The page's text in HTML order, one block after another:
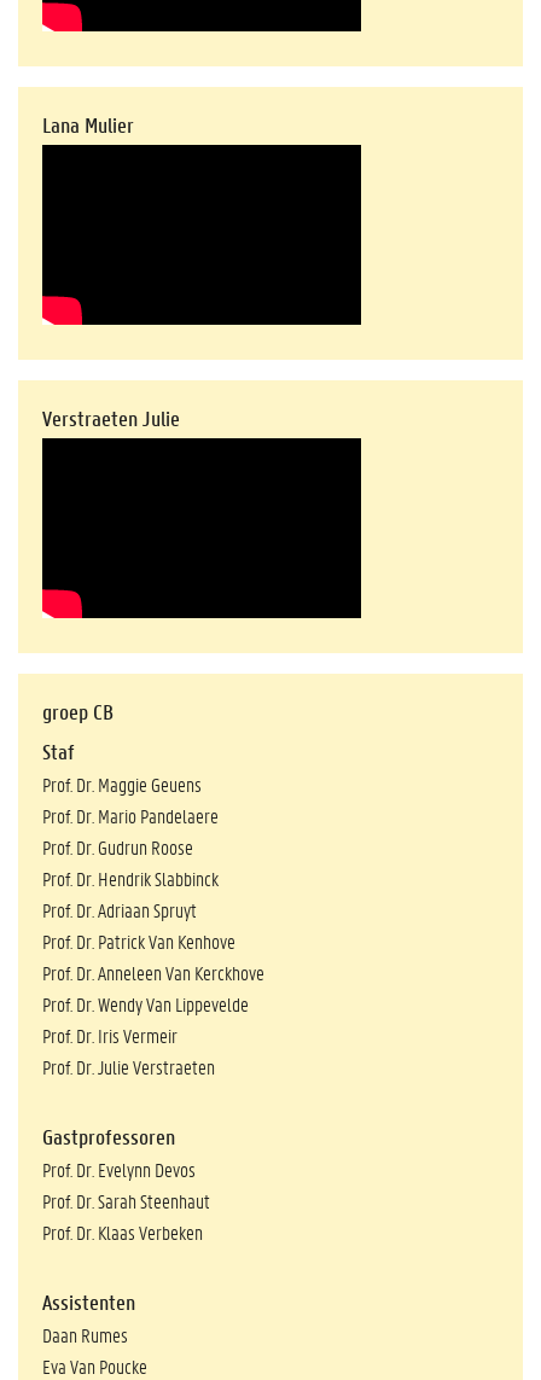
Lana Mulier
Verstraeten Julie
groep CB
Staf
Prof. Dr. Maggie Geuens
Prof. Dr. Mario Pandelaere
Prof. Dr. Gudrun Roose
Prof. Dr. Hendrik Slabbinck
Prof. Dr. Adriaan Spruyt
Prof. Dr. Patrick Van Kenhove
Prof. Dr. Anneleen Van Kerckhove
Prof. Dr. Wendy Van Lippevelde
Prof. Dr. Iris Vermeir
Prof. Dr. Julie Verstraeten
Gastprofessoren
Prof. Dr. Evelynn Devos
Prof. Dr. Sarah Steenhaut
Prof. Dr. Klaas Verbeken
Assistenten
Daan Rumes
Eva Van Poucke